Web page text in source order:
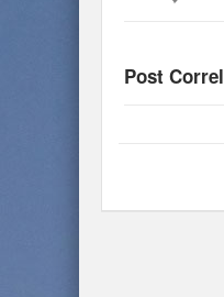
Post